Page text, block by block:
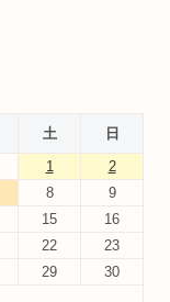
土
日
1
2
8
9
15
16
22
23
29
30